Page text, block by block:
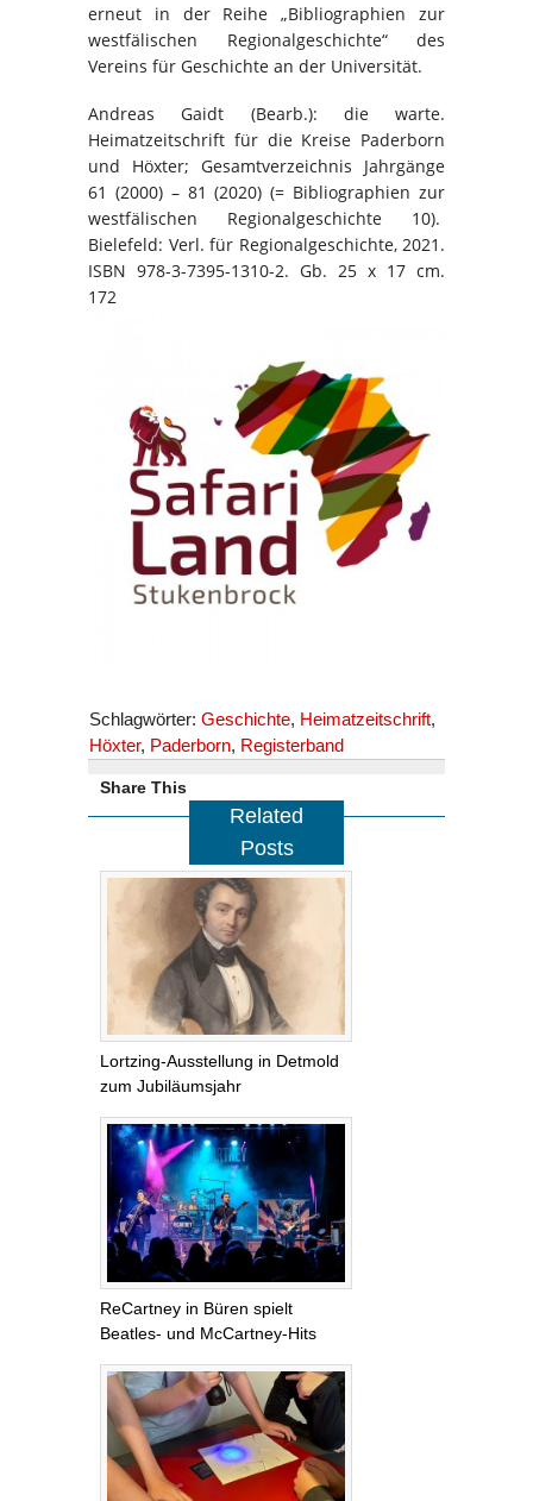
erneut in der Reihe „Bibliographien zur
westfälischen Regionalgeschichte“ des
Vereins für Geschichte an der Universität.
Andreas Gaidt (Bearb.): die warte.
Heimatzeitschrift für die Kreise Paderborn
und Höxter; Gesamtverzeichnis Jahrgänge
61 (2000) – 81 (2020) (= Bibliographien zur
westfälischen Regionalgeschichte 10).
Bielefeld: Verl. für Regionalgeschichte, 2021.
ISBN 978-3-7395-1310-2. Gb. 25 x 17 cm.
172
Schlagwörter: Geschichte, Heimatzeitschrift,
Höxter, Paderborn, Registerband
Share This
Related
Posts
Lortzing-Ausstellung in Detmold
zum Jubiläumsjahr
ReCartney in Büren spielt
Beatles- und McCartney-Hits